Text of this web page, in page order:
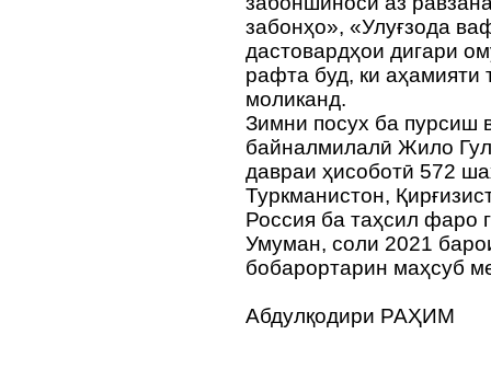
забонҳо», «Улуғзода
дастовардҳои дигари
рафта буд, ки
моликанд.
Зимни посух ба пурсиш
байналмилалӣ Жило
давраи ҳисоботӣ 572
Туркманистон,
Россия ба таҳсил фаро
Умуман, соли 2021
бобарортарин маҳсуб
Абдулқодири РАҲИМ